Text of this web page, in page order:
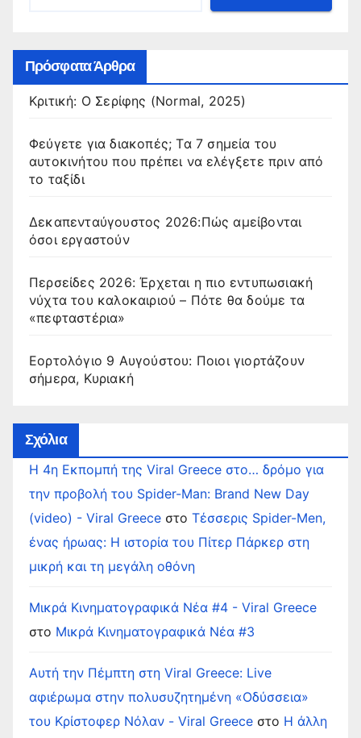
Πρόσφατα Άρθρα
Κριτική: Ο Σερίφης (Normal, 2025)
Φεύγετε για διακοπές; Τα 7 σημεία του
αυτοκινήτου που πρέπει να ελέγξετε πριν από
το ταξίδι
Δεκαπενταύγουστος 2026:Πώς αμείβονται
όσοι εργαστούν
Περσείδες 2026: Έρχεται η πιο εντυπωσιακή
νύχτα του καλοκαιριού – Πότε θα δούμε τα
«πεφταστέρια»
Εορτολόγιο 9 Αυγούστου: Ποιοι γιορτάζουν
σήμερα, Κυριακή
Σχόλια
Η 4η Εκπομπή της Viral Greece στο… δρόμο για
την προβολή του Spider-Man: Brand New Day
(video) - Viral Greece στο Τέσσερις Spider-Men,
ένας ήρωας: Η ιστορία του Πίτερ Πάρκερ στη
μικρή και τη μεγάλη οθόνη
Μικρά Κινηματογραφικά Νέα #4 - Viral Greece
στο Μικρά Κινηματογραφικά Νέα #3
Αυτή την Πέμπτη στη Viral Greece: Live
αφιέρωμα στην πολυσυζητημένη «Οδύσσεια»
του Κρίστοφερ Νόλαν - Viral Greece στο Η άλλη